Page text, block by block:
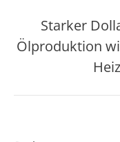
Starker
Ölproduktion